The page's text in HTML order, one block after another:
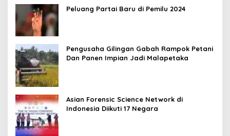
Peluang Partai Baru di Pemilu 2024
Pengusaha Gilingan Gabah Rampok Petani
Dan Panen Impian Jadi Malapetaka
Asian Forensic Science Network di
Indonesia Diikuti 17 Negara